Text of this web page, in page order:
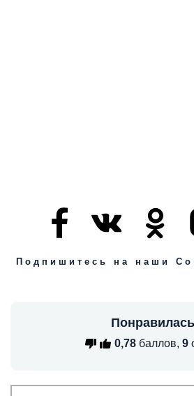
Подпишитесь на наши
0,78 баллов, 9